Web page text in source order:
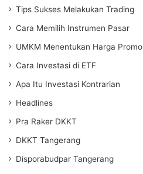
Tips Sukses Melakukan Trading
Cara Memilih Instrumen Pasar
UMKM Menentukan Harga Promo
Cara Investasi di ETF
Apa Itu Investasi Kontrarian
Headlines
Pra Raker DKKT
DKKT Tangerang
Disporabudpar Tangerang